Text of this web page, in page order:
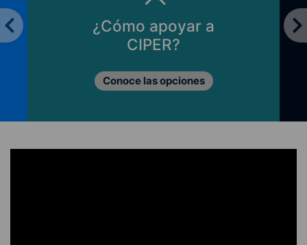
¿Cómo apoyar a
CIPER?
Conoce las opciones